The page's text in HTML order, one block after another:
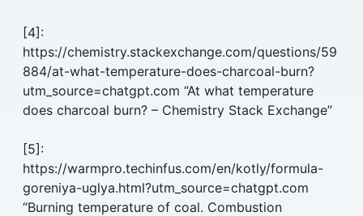
[4]:
https://chemistry.stackexchange.com/questions/59
884/at-what-temperature-does-charcoal-burn?
utm_source=chatgpt.com “At what temperature
does charcoal burn? – Chemistry Stack Exchange”
[5]:
https://warmpro.techinfus.com/en/kotly/formula-
goreniya-uglya.html?utm_source=chatgpt.com
“Burning temperature of coal. Combustion